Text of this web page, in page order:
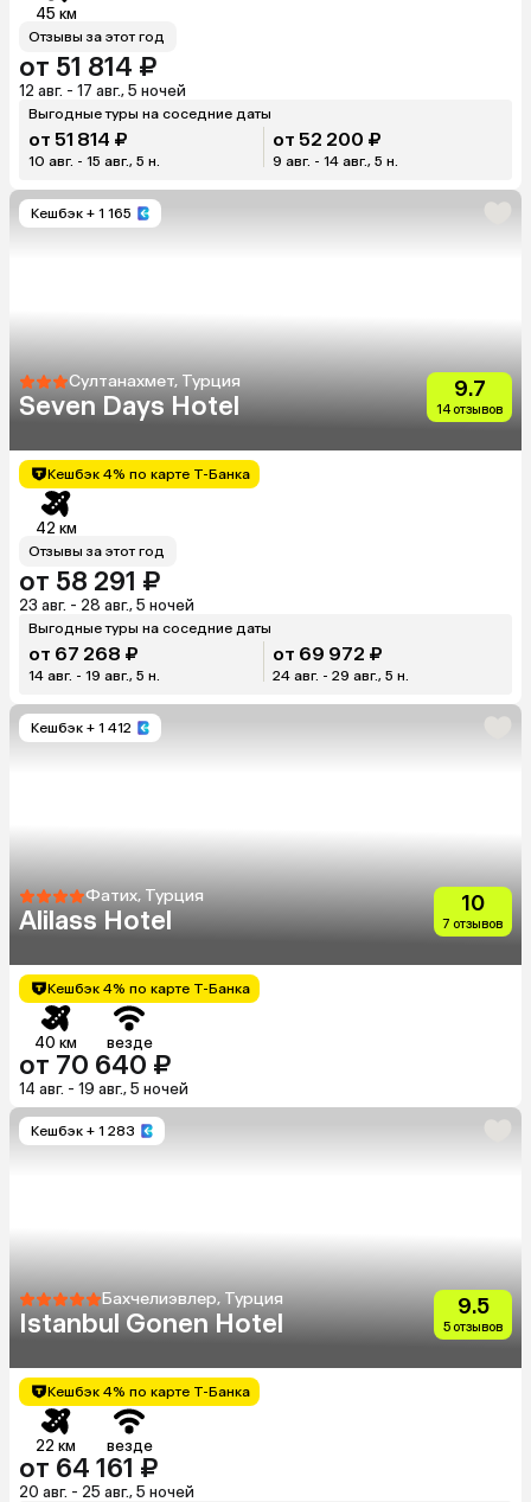
45 км
Отзывы за этот год
от 51 814 ₽
12 авг. - 17 авг., 5 ночей
Выгодные туры на соседние даты
от 51 814 ₽
10 авг. - 15 авг., 5 н.
от 52 200 ₽
9 авг. - 14 авг., 5 н.
Кешбэк + 1 165
Султанахмет, Турция
Seven Days Hotel
9.7
14 отзывов
Кешбэк 4% по карте Т-Банка
42 км
Отзывы за этот год
от 58 291 ₽
23 авг. - 28 авг., 5 ночей
Выгодные туры на соседние даты
от 67 268 ₽
14 авг. - 19 авг., 5 н.
от 69 972 ₽
24 авг. - 29 авг., 5 н.
Кешбэк + 1 412
Фатих, Турция
Alilass Hotel
10
7 отзывов
Кешбэк 4% по карте Т-Банка
40 км везде
от 70 640 ₽
14 авг. - 19 авг., 5 ночей
Кешбэк + 1 283
Бахчелиэвлер, Турция
Istanbul Gonen Hotel
9.5
5 отзывов
Кешбэк 4% по карте Т-Банка
22 км везде
от 64 161 ₽
20 авг. - 25 авг., 5 ночей